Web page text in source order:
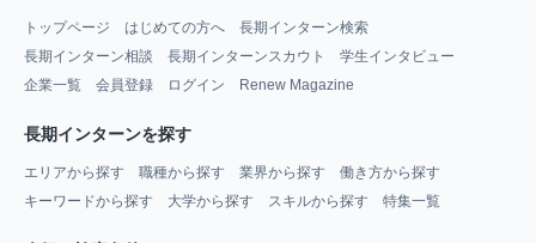
トップページ はじめての方へ
長期インターン検索
長期インターン相談
長期インターンスカウト
学生インタビュー
企業一覧
会員登録 ログイン Renew Magazine
長期インターンを探す
エリアから探す 職種から探す 業界から探す
働き方から探す
キーワードから探す
大学から探す スキルから探す 特集一覧